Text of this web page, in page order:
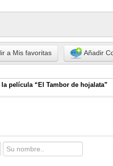
a Mis favoritas Añadir
película “El Tambor de hojalata”